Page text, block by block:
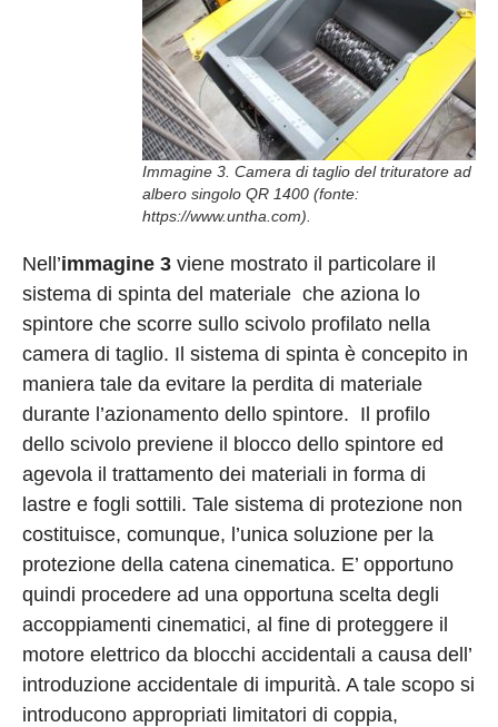
Immagine 3. Camera di taglio del trituratore ad
albero singolo QR 1400 (fonte:
https://www.untha.com).
Nell’immagine 3 viene mostrato il particolare il
sistema di spinta del materiale che aziona lo
spintore che scorre sullo scivolo profilato nella
camera di taglio. Il sistema di spinta è concepito in
maniera tale da evitare la perdita di materiale
durante l’azionamento dello spintore. Il profilo
dello scivolo previene il blocco dello spintore ed
agevola il trattamento dei materiali in forma di
lastre e fogli sottili. Tale sistema di protezione non
costituisce, comunque, l’unica soluzione per la
protezione della catena cinematica. E’ opportuno
quindi procedere ad una opportuna scelta degli
accoppiamenti cinematici, al fine di proteggere il
motore elettrico da blocchi accidentali a causa dell’
introduzione accidentale di impurità. A tale scopo si
introducono appropriati limitatori di coppia,